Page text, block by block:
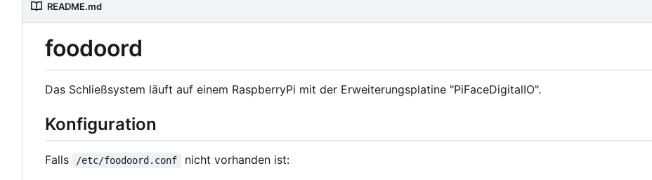
README.md
foodoord
Das Schließsystem läuft auf einem RaspberryPi mit der Erweiterungsplatine "PiFaceDigitalIO".
Konfiguration
Falls /etc/foodoord.conf nicht vorhanden ist: